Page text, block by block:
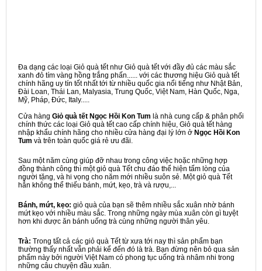
Đa dạng các loại Giỏ quà tết như Giỏ quà tết với đầy đủ các màu sắc
xanh đỏ tím vàng hồng trắng phấn...... với các thương hiệu Giỏ quà tết
chính hãng uy tín tốt nhất tới từ nhiều quốc gia nổi tiếng như Nhật Bản,
Đài Loan, Thái Lan, Malyasia, Trung Quốc, Việt Nam, Hàn Quốc, Nga,
Mỹ, Pháp, Đức, Italy.....
Cửa hàng Giỏ quà tết Ngọc Hồi Kon Tum là nhà cung cấp & phân phối
chính thức các loại Giỏ quà tết cao cấp chính hiệu, Giỏ quà tết hàng
nhập khẩu chính hãng cho nhiều cửa hàng đại lý lớn ở Ngọc Hồi Kon
Tum và trên toàn quốc giá rẻ ưu đãi.
Sau một năm cùng giúp đỡ nhau trong công việc hoặc những hợp
đồng thành công thì một giỏ quà Tết chu đáo thể hiện tấm lòng của
người tặng, và hi vọng cho năm mới nhiều suôn sẻ. Một giỏ quà Tết
hẳn không thể thiếu bánh, mứt, kẹo, trà và rượu,...
Bánh, mứt, kẹo: giỏ quà của bạn sẽ thêm nhiều sắc xuân nhờ bánh
mứt kẹo với nhiều màu sắc. Trong những ngày mùa xuân còn gì tuyệt
hơn khi được ăn bánh uống trà cùng những người thân yêu.
Trà: Trong tất cả các giỏ quà Tết từ xưa tới nay thì sản phẩm bạn
thường thấy nhất vẫn phải kể đến đó là trà. Bạn đừng nên bỏ qua sản
phẩm này bởi người Việt Nam có phong tục uống trà nhâm nhi trong
những câu chuyện đầu xuân.